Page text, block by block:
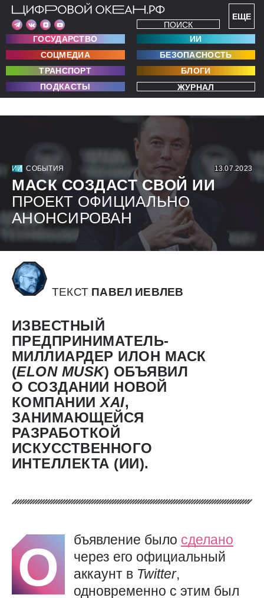
ЕЩЕ
ПОИСК
ГОСУДАРСТВО
ИИ
СОЦМЕДИА
БЕЗОПАСНОСТЬ
ТРАНСПОРТ
БЛОГИ
ПОДКАСТЫ
ЖУРНАЛ
ИИ СОБЫТИЯ 13.07.2023
МАСК СОЗДАСТ СВОЙ ИИ
ПРОЕКТ ОФИЦИАЛЬНО
АНОНСИРОВАН
ТЕКСТ ПАВЕЛ ИЕВЛЕВ
ИЗВЕСТНЫЙ
ПРЕДПРИНИМАТЕЛЬ-
МИЛЛИАРДЕР ИЛОН МАСК
(ELON MUSK) ОБЪЯВИЛ
О СОЗДАНИИ НОВОЙ
КОМПАНИИXAI,
ЗАНИМАЮЩЕЙСЯ
РАЗРАБОТКОЙ
ИСКУССТВЕННОГО
ИНТЕЛЛЕКТА (ИИ).
О бъявление было сделано
через его официальный
аккаунт в Twitter,
одновременно с этим был